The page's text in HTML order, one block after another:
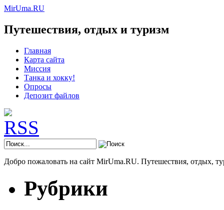
MirUma.RU
Путешествия, отдых и туризм
Главная
Карта сайта
Миссия
Танка и хокку!
Опросы
Депозит файлов
Добро пожаловать на сайт MirUma.RU. Путешествия, отдых,
Рубрики